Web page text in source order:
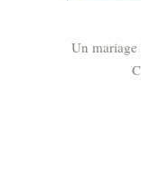
Un